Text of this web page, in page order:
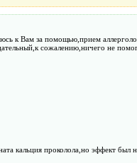
к Вам за помощью,прием
сожалению,ничего не
кальция проколола,но эффект